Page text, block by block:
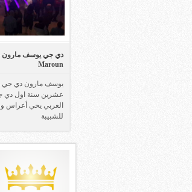
Maroun
يوسف مارون دي جي
عشرين سنة اول دي
العربي يحي أعراس
للشبيبة